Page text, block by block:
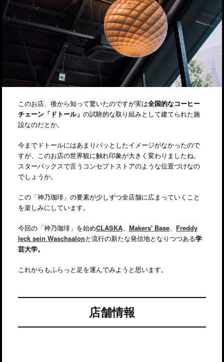
このお店、後から知って驚いたのですが実は全国的なコーヒー
チェーン「ドトール」 の試験的な取り組みとして建てられた施
設なのだとか。
今までドトールにはあまりパッとしたイメージがなかったので
すが、このお店の世界観に触れ印象が大きく変わりましたね。
スターバックスで言うコンセプトストアのような位置づけなの
でしょうか。
この「神乃珈琲」の要素が少しずつ全店舗に広まっていくこと
を楽しみにしています。
今回の「神乃珈琲」を始めCLASKA、 Makers' Base、 Freddy
leck sein Waschsalonと流行の新たな発信地となりつつある学
芸大学。
これからもふらっと足を運んでみようと思います。
店舗情報